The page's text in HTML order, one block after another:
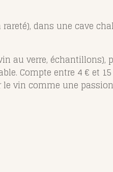
dans une cave
au verre, échantillons),
Compte entre 4 € et
le vin comme une